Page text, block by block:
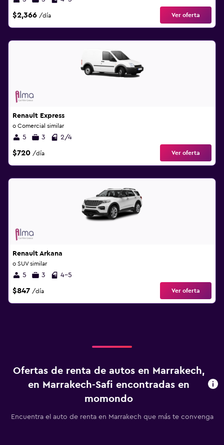
$2,366 /día Ver oferta
Renault Express
o Comercial similar
5 3 2/4
$720 /día Ver oferta
Renault Arkana
o SUV similar
5 3 4-5
$847 /día Ver oferta
Ofertas de renta de autos en Marrakech,
en Marrakech-Safi encontradas en
momondo
Encuentra el auto de renta en Marrakech que más te convenga